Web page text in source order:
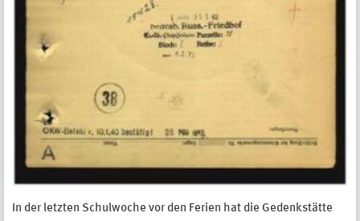
In der letzten Schulwoche vor den Ferien hat die Gedenkstätte